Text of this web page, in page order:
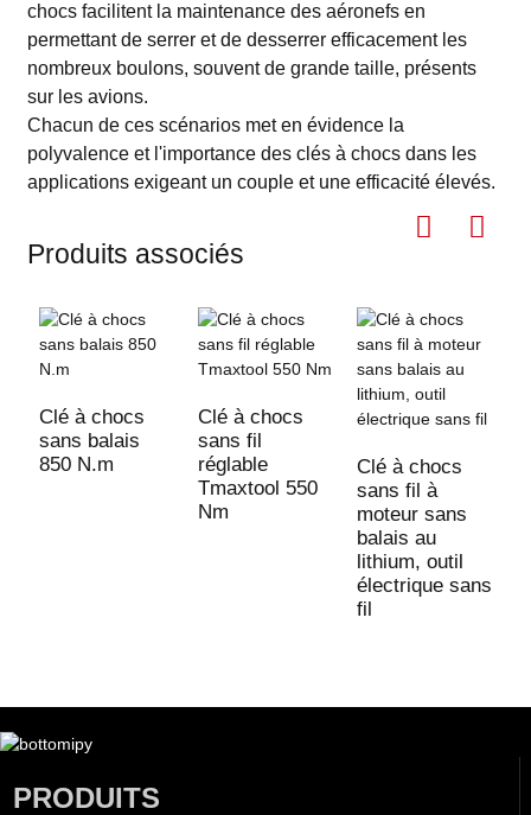
chocs facilitent la maintenance des aéronefs en
permettant de serrer et de desserrer efficacement les
nombreux boulons, souvent de grande taille, présents
sur les avions.
Chacun de ces scénarios met en évidence la
polyvalence et l'importance des clés à chocs dans les
applications exigeant un couple et une efficacité élevés.
Produits associés
Clé à chocs
sans balais
850 N.m
Clé à chocs
sans fil
réglable
Tmaxtool 550
Nm
Clé à chocs
sans fil à
moteur sans
balais au
lithium, outil
électrique sans
fil
PRODUITS